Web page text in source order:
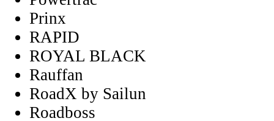
Prinx
RAPID
ROYAL BLACK
Rauffan
RoadX by Sailun
Roadboss